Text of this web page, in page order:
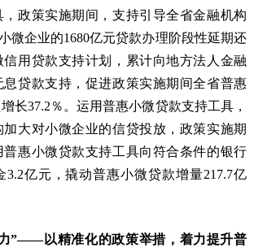
政策实施期间，支持引导全省金融机构
微企业的1680亿元贷款办理阶段性延期还
用贷款支持计划，累计向地方法人金融
息贷款支持，促进政策实施期间全省普惠
长37.2％。运用普惠小微贷款支持工具，
大对小微企业的信贷投放，政策实施期
普惠小微贷款支持工具向符合条件的银行
3.2亿元，撬动普惠小微贷款增量217.7亿
”——以精准化的政策举措，着力提升普